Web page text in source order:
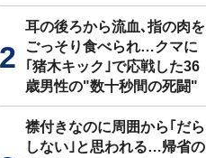
耳の後ろから流血､指の肉を
ごっそり食べられ…クマに
｢猪木キック｣で応戦した36
歳男性の"数十秒間の死闘"
襟付きなのに周囲から｢だら
しない｣と思われる…帰省の